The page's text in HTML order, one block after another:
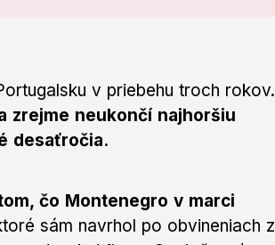
v priebehu troch rokov.
zrejme neukončí najhoršiu
desaťročia.
čo Montenegro v marci
sám navrhol po obvineniach z